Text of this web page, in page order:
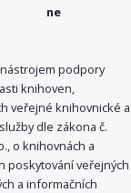
ne
podpory
knihoven,
veřejné knihovnické a
dle zákona č.
o knihovnách a
poskytování veřejných
a informačních